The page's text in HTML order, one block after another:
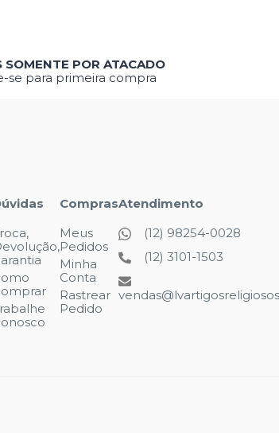
SOMENTE POR ATACADO
se para primeira compra
Compras
Meus
Pedidos
Minha
Conta
Rastrear
Pedido
Atendimento
(12) 98254-0028
(12) 3101-1503